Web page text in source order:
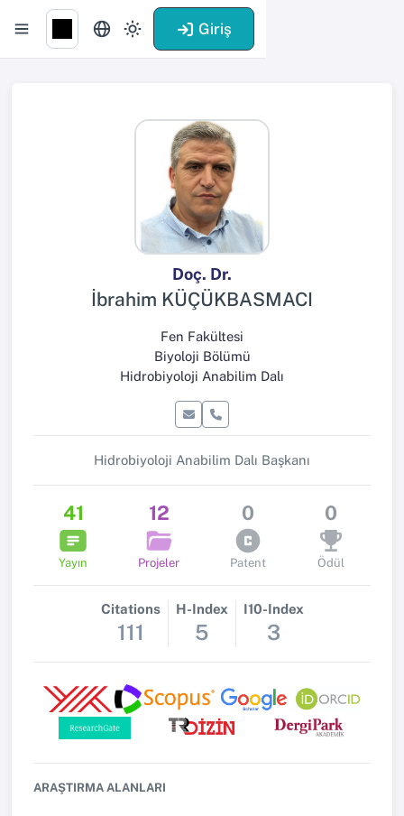
Giriş
Doç. Dr.
İbrahim KÜÇÜKBASMACI
Fen Fakültesi
Biyoloji Bölümü
Hidrobiyoloji Anabilim Dalı
Hidrobiyoloji Anabilim Dalı Başkanı
41
Yayın
12
Projeler
0
Patent
0
Ödül
Citations
111
H-Index
5
I10-Index
3
ARAŞTIRMA ALANLARI